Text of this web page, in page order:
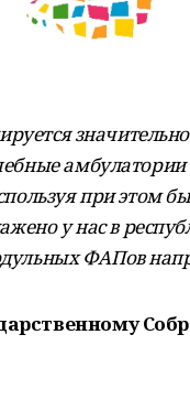
амбулатории
при этом
у нас в
ФАПов